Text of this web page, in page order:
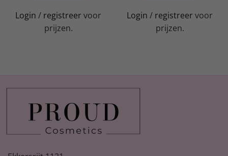
Login / registreer voor
prijzen.
Login / registreer voor
prijzen.